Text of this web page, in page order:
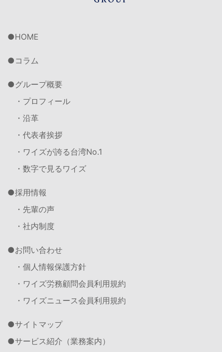
HOME
コラム
グループ概要
・プロフィール
・沿革
・代表者挨拶
・ワイズが誇る台湾No.1
・数字で見るワイズ
採用情報
・先輩の声
・社内制度
お問い合わせ
・個人情報保護方針
・ワイズ労務顧問会員利用規約
・ワイズニュース会員利用規約
サイトマップ
サービス紹介（業務案内）